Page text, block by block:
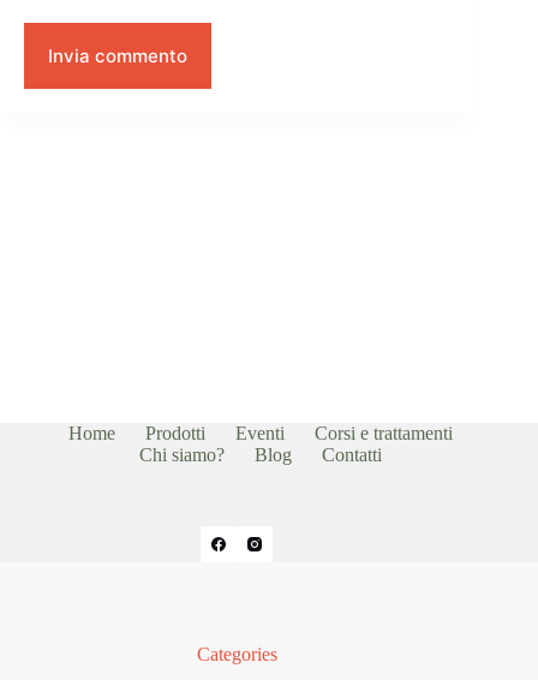
Invia commento
Home Prodotti Eventi
Corsi e trattamenti
Chi siamo?
Blog Contatti
Categories